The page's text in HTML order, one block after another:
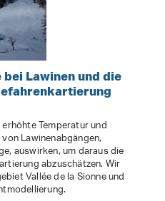
Lawinen und die
Temperatur und
Lawinenabgängen,
auswirken, um daraus die
abzuschätzen. Wir
Vallée de la Sionne und